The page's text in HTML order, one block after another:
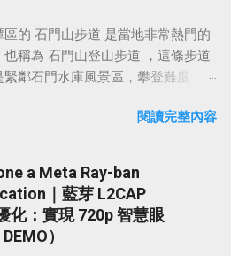
行至 騰龍山 ，然後下山，從1號救
下山至橫龍古道登山口，再踢產業
處，這樣剛好一個小O型，這個路
走，全程慢慢走大約兩小時左右即
workout/davidwang400/675d1f07a
請注意，到了 阿水泊露營區
往上開馬上有個岔路，這裡必需
的右方岔路 上去才對，左方岔路
AI 走火入魔？』（ 嗯～你媽才入
都綠圾邪教走火入魔唷^_^ ）。總之
真的已經聽這些無能者的可悲發言
心了！ 我個人是覺得，時代的轉
狂的向前運轉，但某些台廠吃屎狗
智慧至上，其實真的挺可悲的啦 ！
一起終究還是禿鷹，永遠不會變
關於如何在工作上使用 AI？我想到
生生（且噁心）的實例： 前陣子
有一個小涼亭，展望也不錯。且這
狀路線的三岔路口，回程會從這邊
，然後抵達 鳶峰路登山口 ，構成
，這裡展望不錯，可以眺望波光嶙
，微風吹來相當舒服。續行25分鐘
拔高度321公尺的 福德坑山（鳶
腹地不算很寬敞，設有三等三角點
上頂旁的展望點可觀賞土城、板
區風光。 鳶山 位於新北市三峽市
區的 石門山步道 是當地非常熱門的
也稱為 石門山登山步道 ，這條步道
鄰石門水庫風景區，攀登難度
山頂只需40分鐘左右。體力好想鍛
走好漢坡，想輕鬆一點可以選擇走
常適合午後花兩小時接近大自
可以在登山口附近的攤販買冰豆
渴。 石門山步道在2022年時曾經
端登山口起點的步道，這裡也是
爬的起點，由當時擔任桃園市長的
閱讀完整內容
a Meta Ray-ban
｜藍芽 L2CAP
化：實現 720p 智慧眼
）